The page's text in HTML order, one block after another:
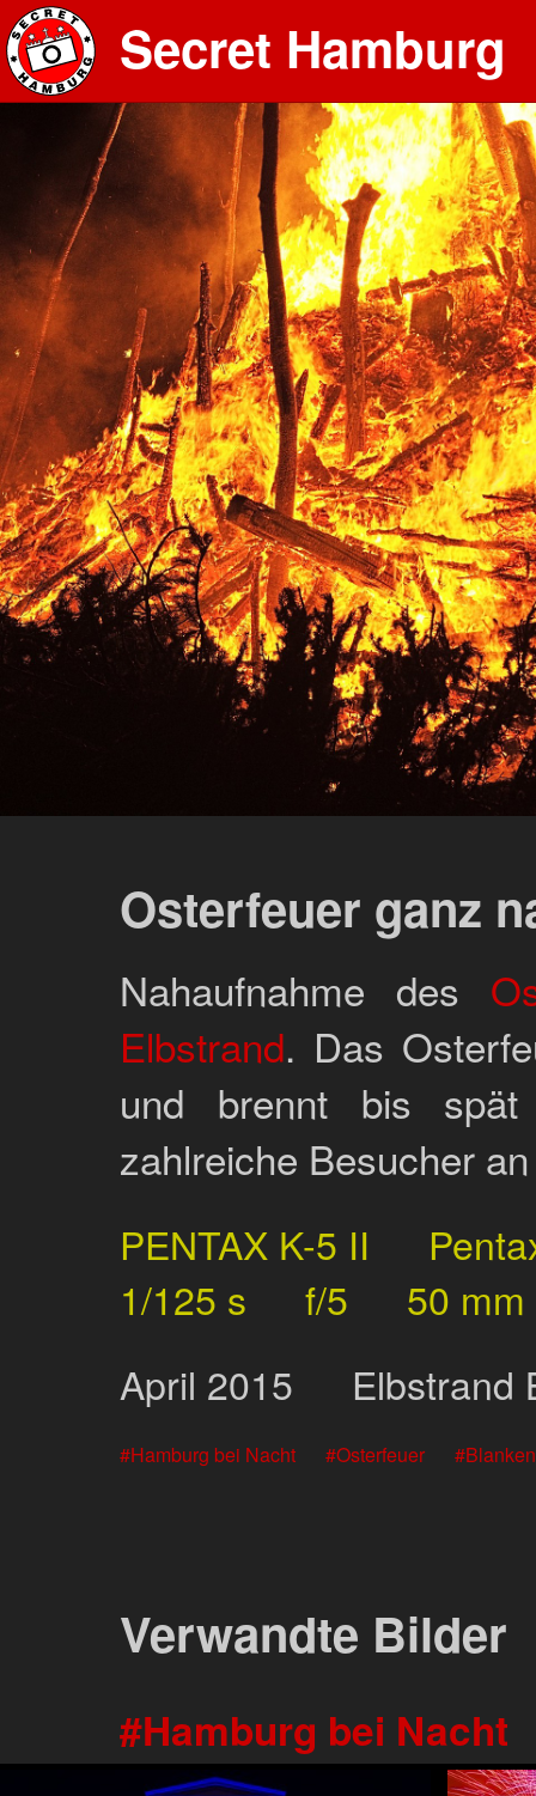
Secret Hamburg
Osterfeuer ganz
Nahaufnahme des
Elbstrand. Das
und brennt bis
zahlreiche Besucher
PENTAX K-5 II
1/125 s
f/5
50 mm
April 2015 Elbstrand
Hamburg bei Nacht Osterfeuer
Verwandte Bilder
Hamburg bei Nacht